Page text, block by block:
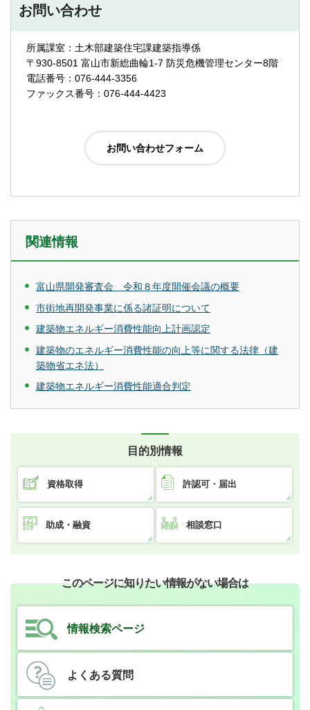
お問い合わせ
所属課室：土木部建築住宅課建築指導係
〒930-8501 富山市新総曲輪1-7 防災危機管理センター8階
電話番号：076-444-3356
ファックス番号：076-444-4423
関連情報
富山県開発審査会 令和８年度開催会議の概要
市街地再開発事業に係る諸証明について
建築物エネルギー消費性能向上計画認定
建築物のエネルギー消費性能の向上等に関する法律（建
築物省エネ法）
建築物エネルギー消費性能適合判定
目的別情報
資格取得 許認可・届出
助成・融資 相談窓口
このページに知りたい情報がない場合は
情報検索ページ
よくある質問